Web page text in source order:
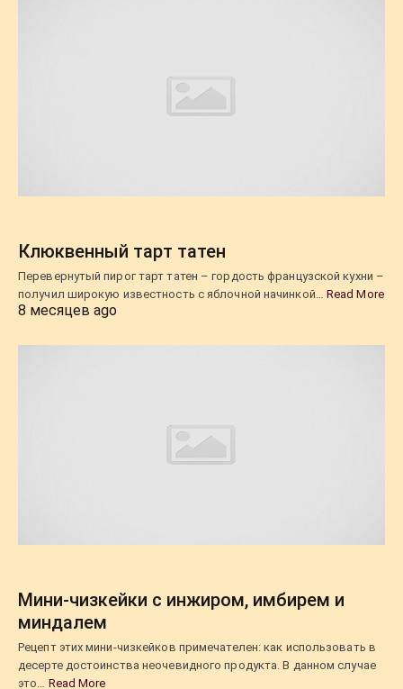
Клюквенный тарт татен
Перевернутый пирог тарт татен – гордость французской кухни –
получил широкую известность с яблочной начинкой… Read More
8 месяцев ago
Мини-чизкейки с инжиром, имбирем и
миндалем
Рецепт этих мини-чизкейков примечателен: как использовать в
десерте достоинства неочевидного продукта. В данном случае
это… Read More